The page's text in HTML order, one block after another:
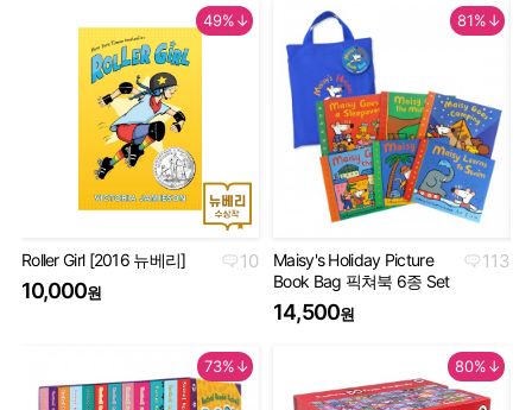
49%↓
10
Roller Girl [2016 뉴베리]
10,000원
81%↓
113
Maisy's Holiday Picture
Book Bag 픽쳐북 6종 Set
14,500원
73%↓ 80%↓